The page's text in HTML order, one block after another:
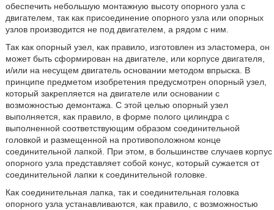
обеспечить небольшую монтажную высоту опорного узла с
двигателем, так как присоединение опорного узла или опорных
узлов производится не под двигателем, а рядом с ним.
Так как опорный узел, как правило, изготовлен из эластомера, он
может быть сформирован на двигателе, или корпусе двигателя,
и/или на несущем двигатель основании методом впрыска. В
принципе предметом изобретения предусмотрен опорный узел,
который закрепляется на двигателе или основании с
возможностью демонтажа. С этой целью опорный узел
выполняется, как правило, в форме полого цилиндра с
выполненной соответствующим образом соединительной
головкой и размещенной на противоположном конце
соединительной лапкой. При этом, в большинстве случаев корпус
опорного узла представляет собой конус, который сужается от
соединительной лапки к соединительной головке.
Как соединительная лапка, так и соединительная головка
опорного узла устанавливаются, как правило, с возможностью